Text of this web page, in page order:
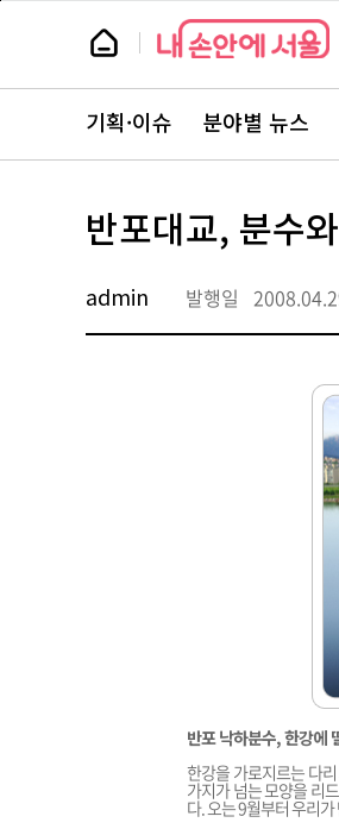
본
뉴
스
뉴
스
주
서
바
로
기획·이슈 분야별 뉴스
반포대교, 분수
admin 발행일
반포 낙하분수,한강에
한강을 가로지르는 다
가지가 넘는 모양을 리
다. 오는 9월부터 우리
페